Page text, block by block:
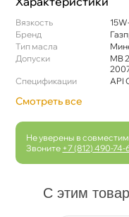
язкость
Бренд
Тип масла
Допуски
MB
Спецификации
API
Смотреть все
Не уверены в
Звоните +7 (812) 490-74-
С этим